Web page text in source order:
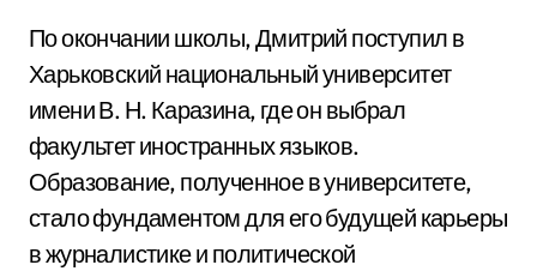
По окончании школы, Дмитрий поступил в
Харьковский национальный университет
имени В. Н. Каразина, где он выбрал
факультет иностранных языков.
Образование, полученное в университете,
стало фундаментом для его будущей карьеры
в журналистике и политической